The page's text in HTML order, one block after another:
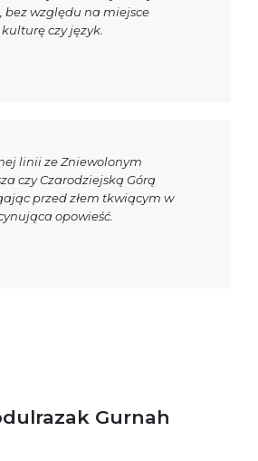
bez względu na miejsce
czy język.
linii ze Zniewolonym
czy Czarodziejską Górą
przed złem tkwiącym w
opowieść.
Gurnah